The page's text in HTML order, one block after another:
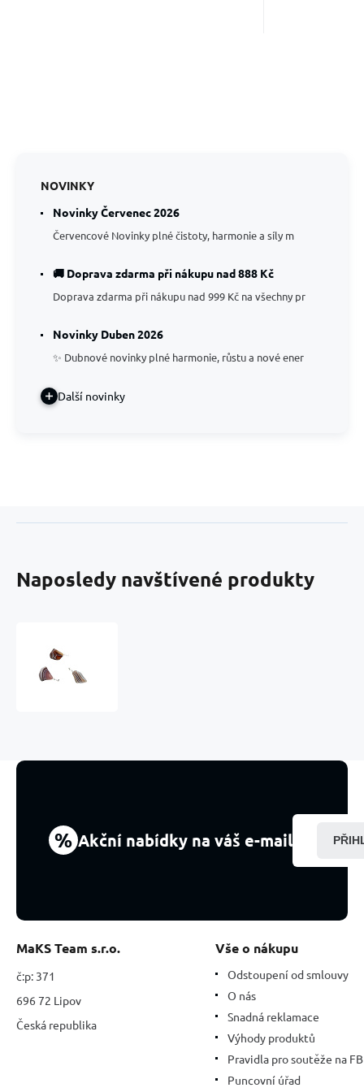
NOVINKY
Novinky Červenec 2026
Červencové Novinky plné čistoty, harmonie a síly m
🚚 Doprava zdarma při nákupu nad 888 Kč
Doprava zdarma při nákupu nad 999 Kč na všechny pr
Novinky Duben 2026
✨ Dubnové novinky plné harmonie, růstu a nové ener
Další novinky
Naposledy navštívené produkty
M
1
kus
% Akční nabídky na váš e-mail
MaKS Team s.r.o.
č:p: 371
696 72 Lipov
Česká republika
Vše o nákupu
Odstoupení od smlouvy
O nás
Snadná reklamace
Výhody produktů
Pravidla pro soutěže na FB
Puncovní úřad